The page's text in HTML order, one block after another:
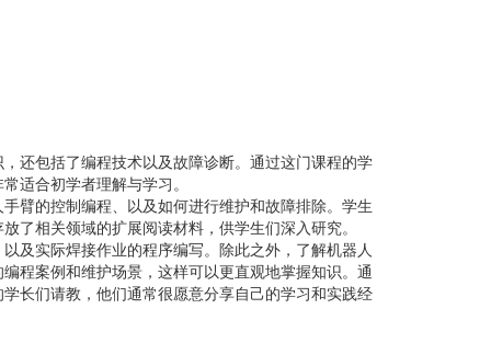
还包括了编程技术以及故障诊断。通过这门课程的学
适合初学者理解与学习。
臂的控制编程、以及如何进行维护和故障排除。学生
了相关领域的扩展阅读材料，供学生们深入研究。
及实际焊接作业的程序编写。除此之外，了解机器人
程案例和维护场景，这样可以更直观地掌握知识。通
长们请教，他们通常很愿意分享自己的学习和实践经